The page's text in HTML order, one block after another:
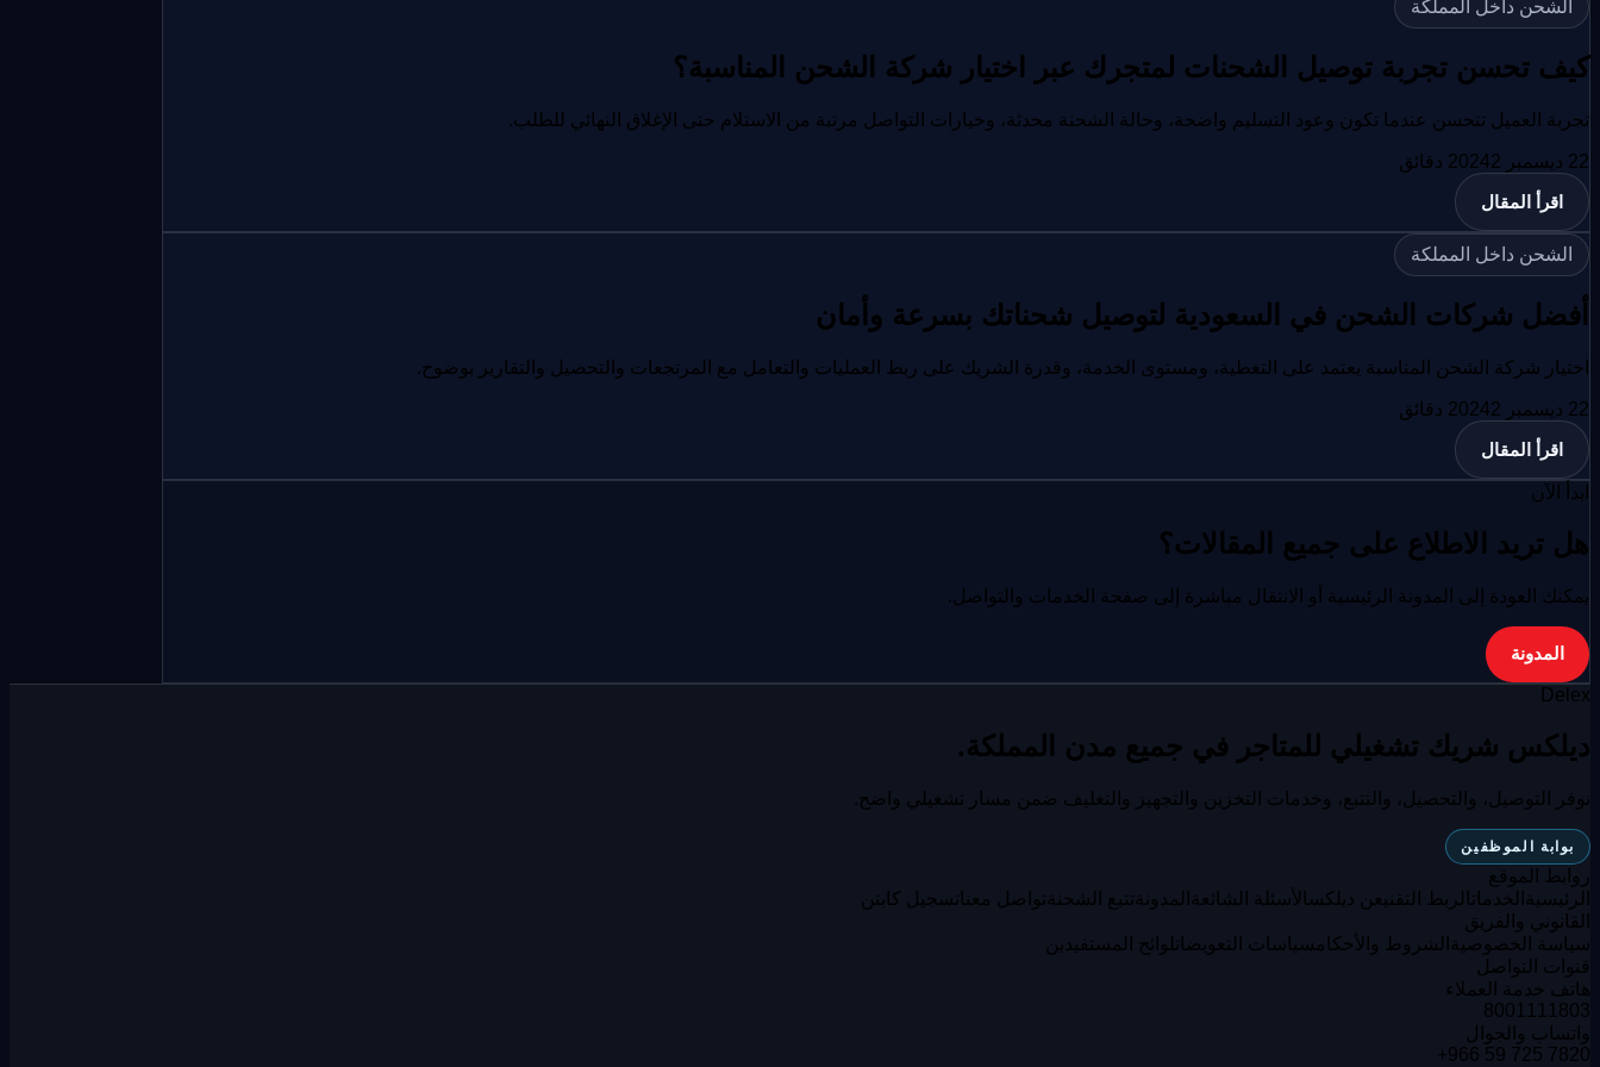
الشحن داخل المملكة
كيف تحسن تجربة توصيل الشحنات لمتجرك عبر اختيار شركة الشحن المناسبة؟
تجربة العميل تتحسن عندما تكون وعود التسليم واضحة، وحالة الشحنة محدثة، وخيارات التواصل مرتبة من الاستلام حتى الإغلاق النهائي للطلب.
22 ديسمبر 2024 2
دقائق
اقرأ المقال
الشحن داخل المملكة
أفضل شركات الشحن في السعودية لتوصيل شحناتك بسرعة وأمان
اختيار شركة الشحن المناسبة يعتمد على التغطية، ومستوى الخدمة، وقدرة الشريك على ربط العمليات والتعامل مع المرتجعات والتحصيل والتقارير بوضوح.
22 ديسمبر 2024 2
دقائق
اقرأ المقال
ابدأ الآن
هل تريد الاطلاع على جميع المقالات؟
يمكنك العودة إلى المدونة الرئيسية أو الانتقال مباشرة إلى صفحة الخدمات والتواصل.
المدونة
Delex
ديلكس شريك تشغيلي للمتاجر في جميع مدن المملكة.
نوفر التوصيل، والتحصيل، والتتبع، وخدمات التخزين والتجهيز والتغليف ضمن مسار تشغيلي واضح.
بوابة الموظفين
روابط الموقع
الرئيسية الخدمات الربط التقنيعن ديلكس الأسئلة الشائعة المدونةتتبع الشحنةتواصل معنا تسجيل كابتن
القانوني والفريق
سياسة الخصوصية الشروط والأحكامسياسات التعويضات لوائح المستفيدين
قنوات التواصل
هاتف خدمة العملاء
8001111803
واتساب والجوال
+966 59 725 7820